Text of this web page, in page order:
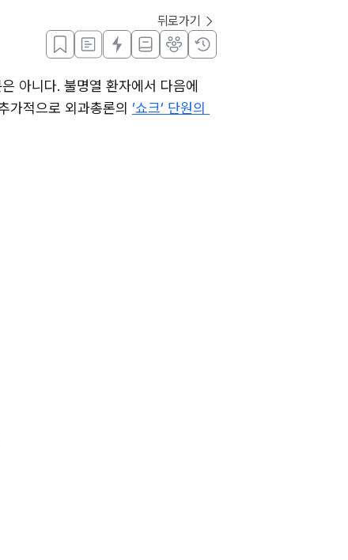
뒤로가기
아니다. 불명열 환자에서 다음에
가적으로 외과총론의 ’쇼크’ 단원의